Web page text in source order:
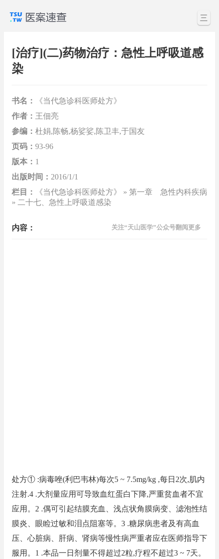
三
[治疗](二)药物治疗：急性上呼吸道感
染
书名：
《当代急诊科医师处方》
作者： 王佃亮
参编： 杜娟,陈畅,杨娑娑,陈卫丰,于国友
页码： 93-96
版本： 1
出版时间： 2016/1/1
栏目：
《当代急诊科医师处方》 » 第一章 急性内科疾病
» 二十七、急性上呼吸道感染
内容： 关注“天山医学”公众号翻阅更多
处方① :病毒唑(利巴韦林)每次5 ~ 7.5mg/kg ,每日2次,肌内
注射.4 .大剂量应用可导致血红蛋白下降,严重贫血者不宜
应用。2 .偶可引起结膜充血、浅点状角膜病变、滤泡性结
膜炎、眼睑过敏和泪点阻塞等。3 .糖尿病患者及有高血
压、心脏病、肝病、肾病等慢性病严重者应在医师指导下
服用。1 .本品一日剂量不得超过2粒,疗程不超过3 ~ 7天。